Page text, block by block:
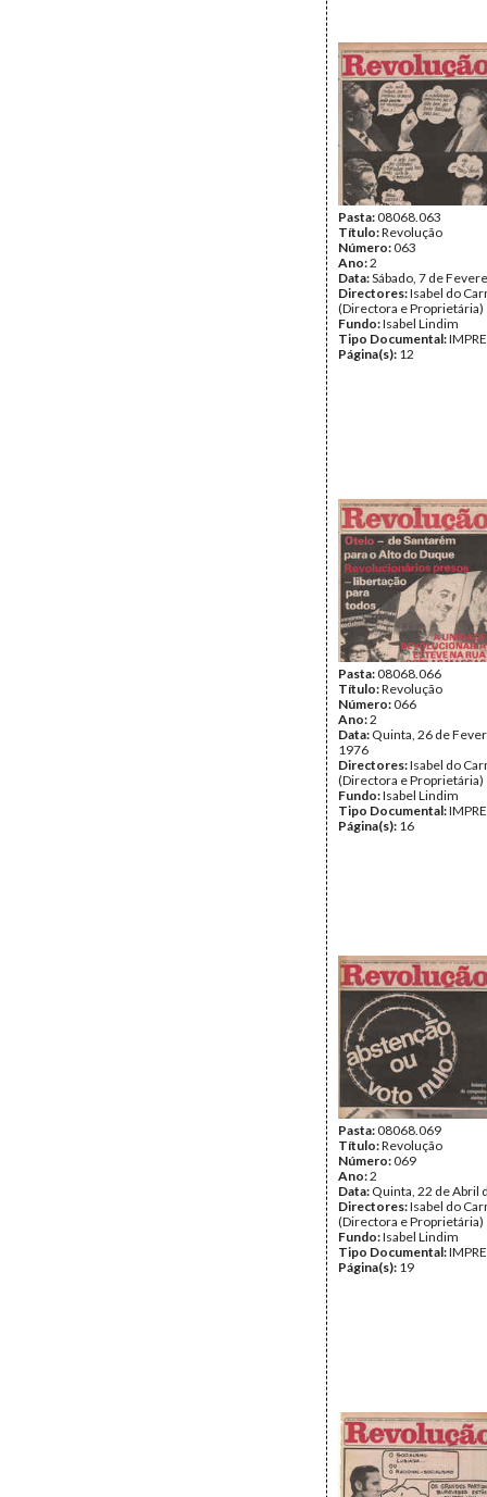
Pasta:08068.063
Título:Revolução
Número:063
Ano:2
Data:Sábado, 7 de
Directores:Isabel do
(Directora e Proprietária)
Fundo:Isabel Lindim
Tipo Documental:
Página(s): 12
Pasta:08068.066
Título:Revolução
Número:066
Ano:2
Data: Quinta, 26 de
1976
Directores:Isabel do
(Directora e Proprietária)
Fundo:Isabel Lindim
Tipo Documental:
Página(s): 16
Pasta:08068.069
Título:Revolução
Número:069
Ano:2
Data: Quinta, 22 de Abril
Directores:Isabel do
(Directora e Proprietária)
Fundo:Isabel Lindim
Tipo Documental:
Página(s): 19